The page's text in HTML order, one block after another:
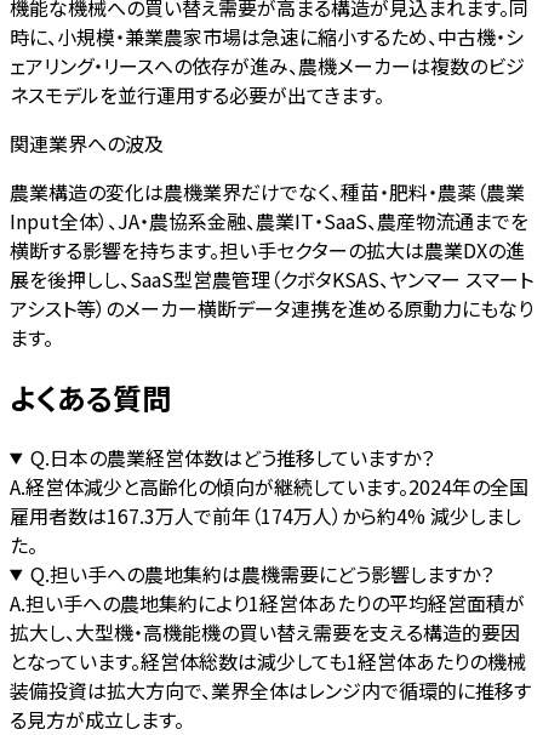
機能な機械への買い替え需要が高まる構造が見込まれます。同
時に、小規模・兼業農家市場は急速に縮小するため、中古機・シ
ェアリング・リースへの依存が進み、農機メーカーは複数のビジ
ネスモデルを並行運用する必要が出てきます。
関連業界への波及
農業構造の変化は農機業界だけでなく、種苗・肥料・農薬（農業
Input全体）、JA・農協系金融、農業IT・SaaS、農産物流通までを
横断する影響を持ちます。担い手セクターの拡大は農業DXの進
展を後押しし、SaaS型営農管理（クボタKSAS、ヤンマー スマート
アシスト等）のメーカー横断データ連携を進める原動力にもなり
ます。
よくある質問
Q.日本の農業経営体数はどう推移していますか？
A.経営体減少と高齢化の傾向が継続しています。2024年の全国
雇用者数は167.3万人で前年（174万人）から約4% 減少しまし
た。
Q.担い手への農地集約は農機需要にどう影響しますか？
A.担い手への農地集約により1経営体あたりの平均経営面積が
拡大し、大型機・高機能機の買い替え需要を支える構造的要因
となっています。経営体総数は減少しても1経営体あたりの機械
装備投資は拡大方向で、業界全体はレンジ内で循環的に推移す
る見方が成立します。